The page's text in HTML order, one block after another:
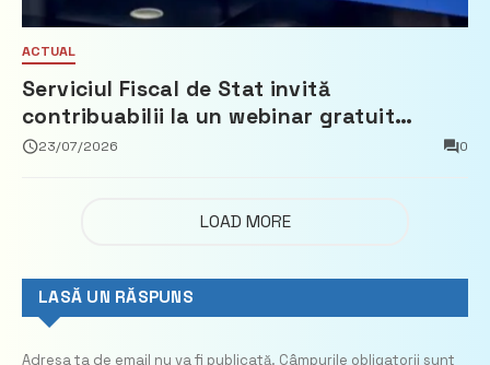
ACTUAL
Serviciul Fiscal de Stat invită
contribuabilii la un webinar gratuit
privind calculul impozitului pe bunurile
23/07/2026 0
LOAD MORE
LASĂ UN RĂSPUNS
Adresa ta de email nu va fi publicată. Câmpurile obligatorii sunt